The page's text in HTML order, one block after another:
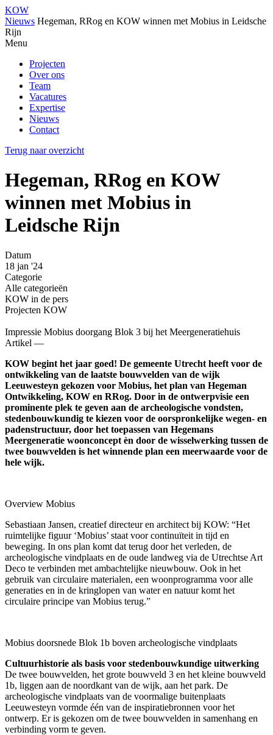
KOW
Nieuws Hegeman, RRog en KOW winnen met Mobius in Leidsche
Rijn
Menu
Projecten
Over ons
Team
Vacatures
Expertise
Nieuws
Contact
Terug naar overzicht
Hegeman, RRog en KOW
winnen met Mobius in
Leidsche Rijn
Datum
18 jan '24
Categorie
Alle categorieën
KOW in de pers
Projecten KOW
Impressie Mobius doorgang Blok 3 bij het Meergeneratiehuis
Artikel —
KOW begint het jaar goed! De gemeente Utrecht heeft voor de
ontwikkeling van de laatste bouwvelden van de wijk
Leeuwesteyn gekozen voor Mobius, het plan van Hegeman
Ontwikkeling, KOW en RRog. Door in de ontwerpvisie een
prominente plek te geven aan de archeologische vondsten,
stedenbouwkundig te kiezen voor de oorspronkelijke wegen- en
padenstructuur, door het toepassen van Hegemans
Meergeneratie woonconcept èn door de wisselwerking tussen de
twee bouwvelden is het winnende plan een meerwaarde voor de
hele wijk.
Overview Mobius
Sebastiaan Jansen, creatief directeur en architect bij KOW: “Het
ruimtelijke figuur ‘Mobius’ staat voor continuïteit in tijd en
beweging. In ons plan komt dat terug door het verleden, de
archeologische vindplaats en de oude landweg via de Utrechtse Art
Deco te verbinden met ambachtelijke nieuwbouw. Ook in het
gebruik van circulaire materialen, een woonprogramma voor alle
generaties en in de kringlopen van water en natuur komt het
circulaire principe van Mobius terug.”
Mobius doorsnede Blok 1b boven archeologische vindplaats
Cultuurhistorie als basis voor stedenbouwkundige uitwerking
De twee bouwvelden, het grote bouwveld 3 en het kleine bouwveld
1b, liggen aan de noordkant van de wijk, aan het park. De
archeologische vindplaats van de voormalige buitenplaats
Leeuwesteyn vormde één van de inspiratiebronnen voor het
ontwerp. Er is gekozen om de twee bouwvelden in samenhang en
verbinding vorm te geven.